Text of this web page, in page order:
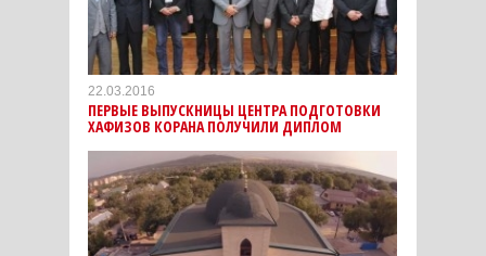
22.03.2016
ПЕРВЫЕ ВЫПУСКНИЦЫ ЦЕНТРА ПОДГОТОВКИ
ХАФИЗОВ КОРАНА ПОЛУЧИЛИ ДИПЛОМ